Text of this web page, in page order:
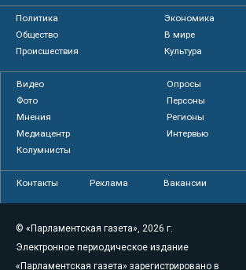
Политика
Экономика
Общество
В мире
Происшествия
Культура
Видео
Опросы
Фото
Персоны
Мнения
Регионы
Медиацентр
Интервью
Колумнисты
Контакты Реклама Вакансии
© «Парламентская газета», 2026 г.
Электронное периодическое издание
«Парламентская газета» зарегистрировано в